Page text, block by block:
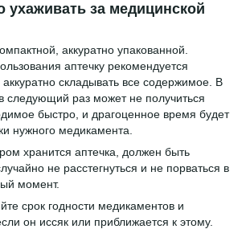
ухаживать за медицинской
аккуратно упакованной.
аптечку рекомендуется
складывать все содержимое. В
следующий раз может не получиться
быстро, и драгоценное время будет
нужного медикамента.
хранится аптечка, должен быть
не расстегнуться и не порваться в
момент.
срок годности медикаментов и
он иссяк или приближается к этому.